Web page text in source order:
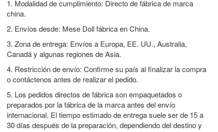
1. Modalidad de cumplimiento: Directo de fábrica de marca
china.
2. Envíos desde: Mese Doll fábrica en China.
3. Zona de entrega: Envíos a Europa, EE. UU., Australia,
Canadá y algunas regiones de Asia.
4. Restricción de envío: Confirme su país al finalizar la compra
o contáctenos antes de realizar el pedido.
5. Los pedidos directos de fábrica son empaquetados o
preparados por la fábrica de la marca antes del envío
internacional. El tiempo estimado de entrega suele ser de 15 a
30 días después de la preparación, dependiendo del destino y